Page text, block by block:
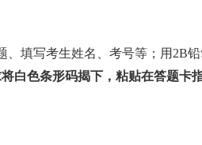
、填写考生姓名、考号等；用 2B
白色条形码揭下，粘贴在答题卡